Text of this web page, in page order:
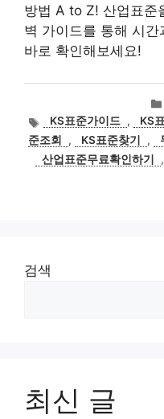
방법 A to Z! 산업표준
벽 가이드를 통해 시
바로 확인해보세요!
태
그
KS표준가이드 , KS
준조회
, KS표준찾기 ,
산업표준무료확인하기
,
검색
최신 글